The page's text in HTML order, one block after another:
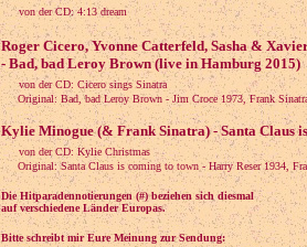
von der CD: 4:13 dream
Roger Cicero, Yvonne Catterfeld, Sasha &
- Bad, bad Leroy Brown (live in Hamburg 2015)
von der CD: Cicero sings Sinatra
Original: Bad, bad Leroy Brown - Jim Croce 1973, Frank
Kylie Minogue (& Frank Sinatra) - Santa Claus
von der CD: Kylie Christmas
Original: Santa Claus is coming to town - Harry Reser 1934,
Die Hitparadennotierungen (#) beziehen sich diesmal
auf verschiedene Länder Europas.
Bitte schreibt mir Eure Meinung zur Sendung: